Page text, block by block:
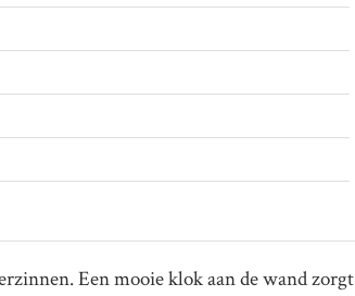
Een mooie klok aan de wand zorgt